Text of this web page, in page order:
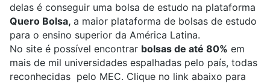
delas é conseguir uma bolsa de estudo na plataforma
Quero Bolsa, a maior plataforma de bolsas de estudo
para o ensino superior da América Latina.
No site é possível encontrar bolsas de até 80% em
mais de mil universidades espalhadas pelo país, todas
reconhecidas pelo MEC. Clique no link abaixo para